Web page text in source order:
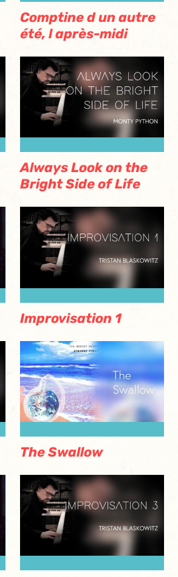
Comptine d un autre
été, l après-midi
Always Look on the
Bright Side of Life
Improvisation 1
The Swallow